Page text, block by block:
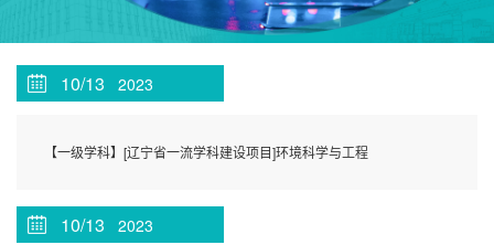
10/13 2023
【一级学科】[辽宁省一流学科建设项目]环境科学与工程
10/13 2023